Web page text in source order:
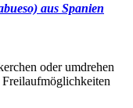
aus Spanien
oder umdrehen
Freilaufmöglichkeiten